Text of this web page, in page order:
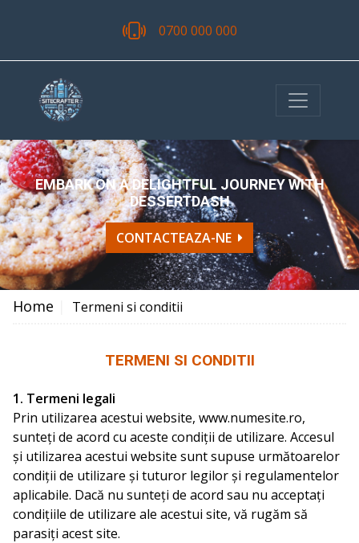
0700 000 000
EMBARK ON A DELIGHTFUL JOURNEY WITH
DESSERTDASH
CONTACTEAZA-NE
Home Termeni si conditii
TERMENI SI CONDITII
1. Termeni legali
Prin utilizarea acestui website, www.numesite.ro,
sunteți de acord cu aceste condiții de utilizare. Accesul
și utilizarea acestui website sunt supuse următoarelor
condiții de utilizare și tuturor legilor și regulamentelor
aplicabile. Dacă nu sunteți de acord sau nu acceptați
condițiile de utilizare ale acestui site, vă rugăm să
parasiți acest site.